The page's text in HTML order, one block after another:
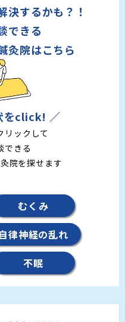
決するかも？！
できる
灸院はこちら
をclick! ／
リックして
できる
院を探せます
むくみ
自律神経の乱れ
不眠